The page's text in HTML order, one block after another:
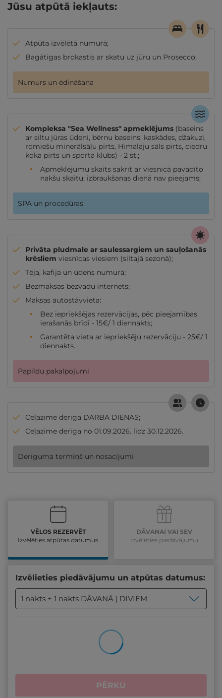
Jūsu atpūtā iekļauts:
Atpūta izvēlētā numurā;
Bagātīgas brokastis ar skatu uz jūru un Prosecco;
Numurs un ēdināšana
Kompleksa "Sea Wellness" apmeklējums (baseins
ar siltu jūras ūdeni, bērnu baseins, kaskādes, džakuzi,
romiešu minerālsāļu pirts, Himalaju sāls pirts, ciedru
koka pirts un sporta klubs) - 2 st.;
Apmeklējumu skaits sakrīt ar viesnīcā pavadīto
nakšu skaitu; izbraukšanas dienā nav pieejams;
SPA un procedūras
Privāta pludmale ar saulessargiem un sauļošanās
krēsliem viesnīcas viesiem (siltajā sezonā);
Tēja, kafija un ūdens numurā;
Bezmaksas bezvadu internets;
Maksas autostāvvieta:
Bez iepriekšējas rezervācijas, pēc pieejamības
ierašanās brīdī - 15€/ 1 diennakts;
Garantēta vieta ar iepriekšēju rezervāciju - 25€/ 1
diennakts.
Papildu pakalpojumi
Ceļazīme derīga DARBA DIENĀS;
Ceļazīme derīga no 01.09.2026. līdz 30.12.2026.
Derīguma termiņš un nosacījumi
VĒLOS REZERVĒT
Izvēlēties atpūtas datumus
DĀVANAI VAI SEV
Izvēlēties piedāvājumu
Izvēlieties piedāvājumu un atpūtas datumus:
1 nakts + 1 nakts DĀVANĀ | DIVIEM
PĒRKU